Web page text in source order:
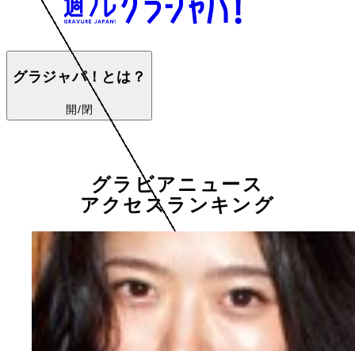
グラジャパ！とは？
開/閉
グラビアニュース
アクセスランキング